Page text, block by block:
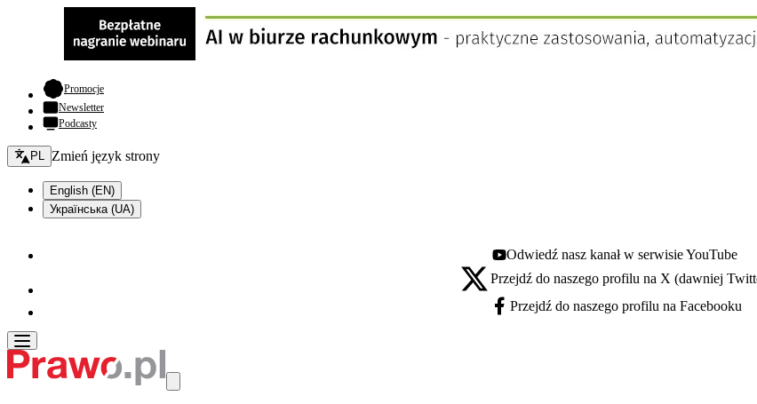
Promocje- otwiera się w nowej karcie
Newsletter
Podcasty
Zmień język - bieżący:
PL Zmień język strony
English (EN)
Українська (UA)
Youtube - otwiera się w nowej karcie
Odwiedź nasz kanał w serwisie YouTube
X - otwiera się w nowej karcie
Przejdź do naszego profilu na X (dawniej
Facebook - otwiera się w nowej karcie
Przejdź do naszego profilu na Facebooku